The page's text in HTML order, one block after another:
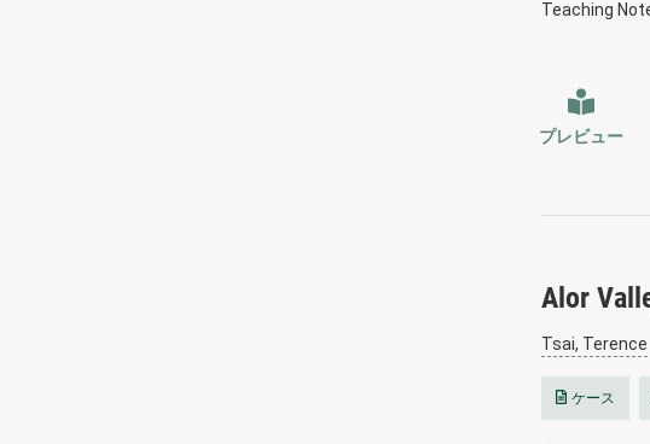
Teaching
プレビュー
Alor
Tsai, Terence
ケース